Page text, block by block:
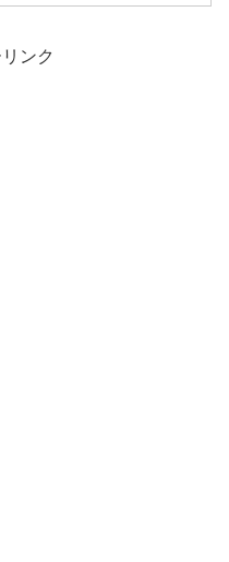
ンク